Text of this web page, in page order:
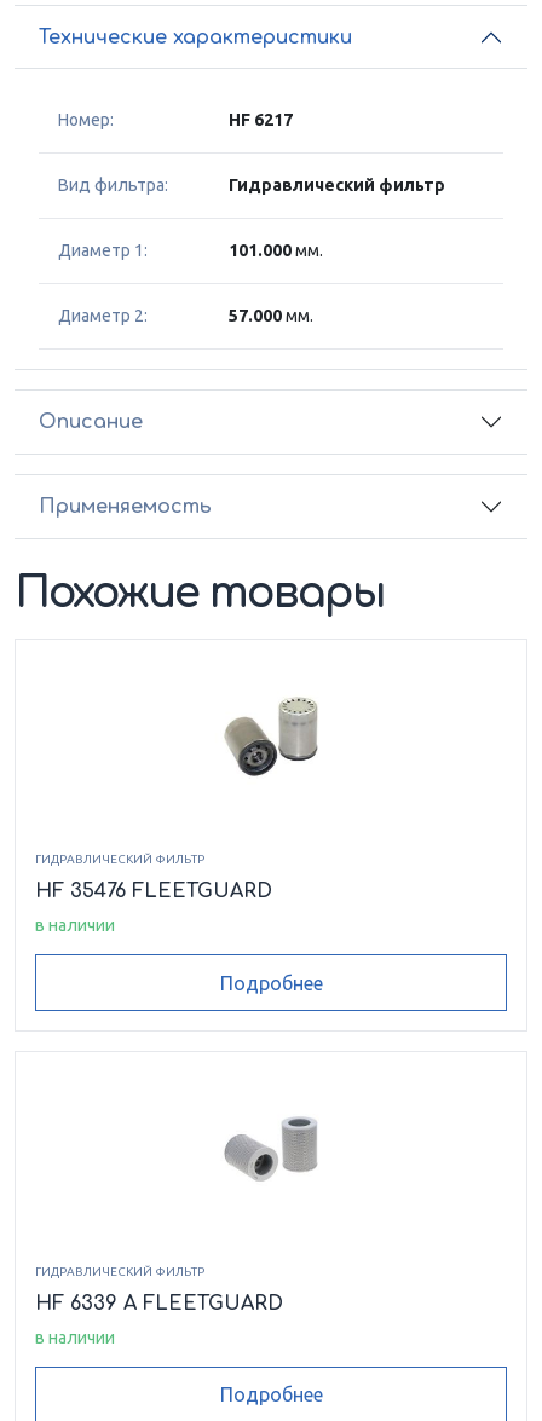
Технические характеристики
Номер: HF 6217
Вид фильтра: Гидравлический фильтр
Диаметр 1: 101.000мм.
Диаметр 2: 57.000мм.
Описание
Применяемость
Похожие товары
ГИДРАВЛИЧЕСКИЙ ФИЛЬТР
HF 35476 FLEETGUARD
в наличии
Подробнее
ГИДРАВЛИЧЕСКИЙ ФИЛЬТР
HF 6339 A FLEETGUARD
в наличии
Подробнее